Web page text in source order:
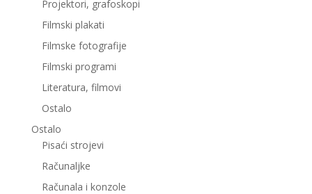
Projektori, grafoskopi
Filmski plakati
Filmske fotografije
Filmski programi
Literatura, filmovi
Ostalo
Ostalo
Pisaći strojevi
Računaljke
Računala i konzole